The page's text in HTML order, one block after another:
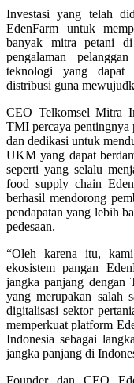
Investasi yang telah
EdenFarm untuk
banyak mitra petani di
pengalaman
teknologi yang dapat
distribusi guna
CEO Telkomsel Mitra
TMI percaya pentingnya
dan dedikasi untuk
UKM yang dapat
seperti yang selalu
food supply chain
berhasil mendorong
pendapatan yang lebih
pedesaan.
“Oleh karena itu,
ekosistem pangan
jangka panjang dengan
yang merupakan salah
digitalisasi sektor
memperkuat platform
Indonesia sebagai
jangka panjang di
Founder dan CEO